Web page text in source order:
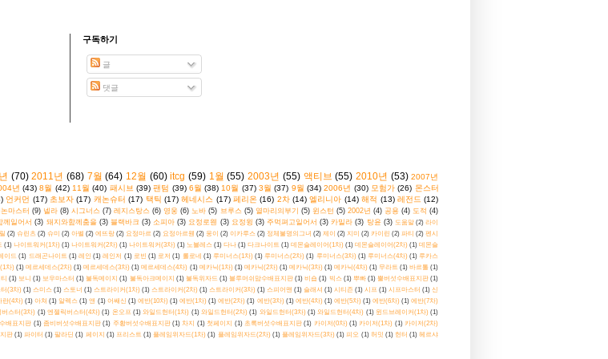
구독하기
글
댓글
(70) 2011년 (68) 7월 (64) 12월 (60) itcg (59) 1월 (55) 2003년 (55) 액티브 (55) 2010년 (53) 2007년
년 (43) 8월 (42) 11월 (40) 패시브 (39) 팬텀 (39) 6월 (38) 10월 (37) 3월 (37) 9월 (34) 2006년 (30) 모험가 (26) 몬스터
언커먼 (17) 초보자 (17) 캐논슈터 (17) 택틱 (17) 헤네시스 (17) 페리온 (16) 2차 (14) 엘리니아 (14) 해적 (13) 레전드 (12)
마스터 (9) 넬라 (8) 시그너스 (7) 레지스탕스 (6) 영웅 (6) 노바 (5) 브루스 (5) 열마리의부기 (5) 윈스턴 (5) 2002년 (4) 공용 (4) 도적 (4)
께일어서 (3) 돼지와함께춤을 (3) 블랙바크 (3) 소피아 (3) 요정로웬 (3) 요정윙 (3) 주먹펴고일어서 (3) 카밀라 (3) 탕윤 (3) 도움말 (2) 라이
(2) 슈린츠 (2) 슈미 (2) 아벨 (2) 에뜨랑 (2) 요정마르 (2) 요정아르웬 (2) 웅이 (2) 이카루스 (2) 정체불명의그녀 (2) 제이 (2) 지미 (2) 카이린 (2) 파티 (2) 펜시
(1) 나이트워커(1차) (1) 나이트워커(2차) (1) 나이트워커(3차) (1) 노블레스 (1) 다나 (1) 다크나이트 (1) 데몬슬레이어(1차) (1) 데몬슬레이어(2차) (1) 데몬슬
이드 (1) 드래곤나이트 (1) 레인 (1) 레인저 (1) 로빈 (1) 로저 (1) 롤로네 (1) 루미너스(1차) (1) 루미너스(2차) (1) 루미너스(3차) (1) 루미너스(4차) (1) 루카스
차) (1) 메르세데스(2차) (1) 메르세데스(3차) (1) 메르세데스(4차) (1) 메카닉(1차) (1) 메카닉(2차) (1) 메카닉(3차) (1) 메카닉(4차) (1) 무라트 (1) 바르톨 (1)
(1) 보니 (1) 보우마스터 (1) 불독메이지 (1) 불독아크메이지 (1) 불독위자드 (1) 블루머쉬맘수배표지판 (1) 비숍 (1) 빅스 (1) 뿌빠 (1) 뿔버섯수배표지판 (1)
터(3차) (1) 스미스 (1) 스토너 (1) 스트라이커(1차) (1) 스트라이커(2차) (1) 스트라이커(3차) (1) 스피어맨 (1) 슬래셔 (1) 시티즌 (1) 시프 (1) 시프마스터 (1) 신
란(4차) (1) 아쳐 (1) 알렉스 (1) 앤 (1) 어쌔신 (1) 에반(10차) (1) 에반(1차) (1) 에반(2차) (1) 에반(3차) (1) 에반(4차) (1) 에반(5차) (1) 에반(6차) (1) 에반(7차)
버스터(3차) (1) 엔젤릭버스터(4차) (1) 온오프 (1) 와일드헌터(1차) (1) 와일드헌터(2차) (1) 와일드헌터(3차) (1) 와일드헌터(4차) (1) 윈드브레이커(1차) (1)
배표지판 (1) 좀비버섯수배표지판 (1) 주황버섯수배표지판 (1) 차지 (1) 첫페이지 (1) 초록버섯수배표지판 (1) 카이저(0차) (1) 카이저(1차) (1) 카이저(2차)
판 (1) 파이터 (1) 팔라딘 (1) 페이지 (1) 프리스트 (1) 플레임위자드(1차) (1) 플레임위자드(2차) (1) 플레임위자드(3차) (1) 피오 (1) 허밋 (1) 헌터 (1) 헤르샤